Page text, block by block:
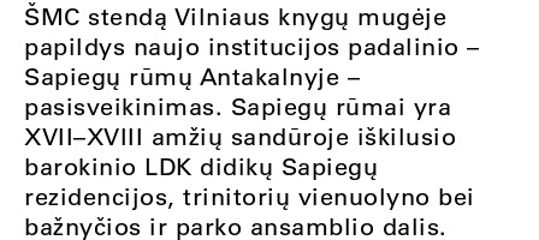
ŠMC stendą Vilniaus knygų mugėje
papildys naujo institucijos padalinio –
Sapiegų rūmų Antakalnyje –
pasisveikinimas. Sapiegų rūmai yra
XVII–XVIII amžių sandūroje iškilusio
barokinio LDK didikų Sapiegų
rezidencijos, trinitorių vienuolyno bei
bažnyčios ir parko ansamblio dalis.